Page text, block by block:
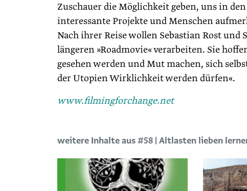
Zuschauer die Möglichkeit geben, uns in
interessante Projekte und Menschen
Nach ihrer Reise wollen Sebastian Rost
längeren »Roadmovie« verarbeiten. Sie
gesehen werden und Mut machen, sich
der Utopien Wirklichkeit werden dürfen«.
www.filmingforchange.net
weitere Inhalte aus #58 | Altlasten lieben